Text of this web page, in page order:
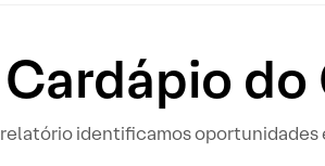
Cardápio do
identificamos oportunidades